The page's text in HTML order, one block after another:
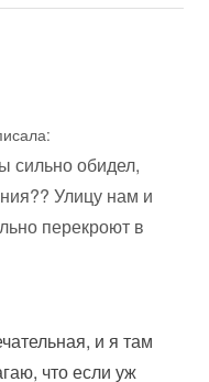
сильно обидел,
Улицу нам и
перекроют в
и я там
что если уж